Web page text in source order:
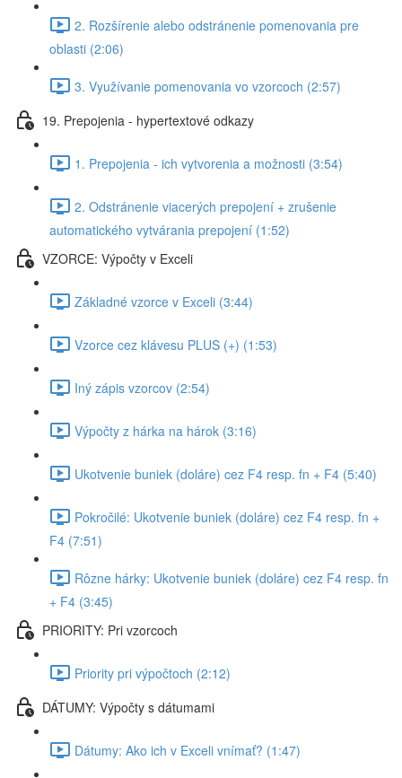
2. Rozšírenie alebo odstránenie pomenovania pre
oblasti (2:06)
3. Využívanie pomenovania vo vzorcoch (2:57)
19. Prepojenia - hypertextové odkazy
1. Prepojenia - ich vytvorenia a možnosti (3:54)
2. Odstránenie viacerých prepojení + zrušenie
automatického vytvárania prepojení (1:52)
VZORCE: Výpočty v Exceli
Základné vzorce v Exceli (3:44)
Vzorce cez klávesu PLUS (+) (1:53)
Iný zápis vzorcov (2:54)
Výpočty z hárka na hárok (3:16)
Ukotvenie buniek (doláre) cez F4 resp. fn + F4 (5:40)
Pokročilé: Ukotvenie buniek (doláre) cez F4 resp. fn +
F4 (7:51)
Rôzne hárky: Ukotvenie buniek (doláre) cez F4 resp. fn
+ F4 (3:45)
PRIORITY: Pri vzorcoch
Priority pri výpočtoch (2:12)
DÁTUMY: Výpočty s dátumami
Dátumy: Ako ich v Exceli vnímať? (1:47)